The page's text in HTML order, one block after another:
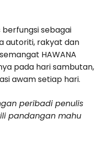
sebagai
autoriti, rakyat dan
HAWANA
pada hari sambutan,
awam setiap hari.
peribadi penulis
pandangan mahu